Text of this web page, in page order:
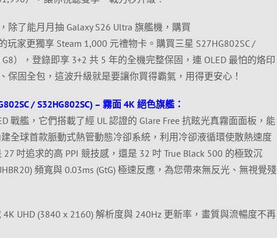
除了能月月抽 Galaxy S26 Ultra 旗艦機，購買
玩家更獨享 Steam 1,000 元禮物卡。購買三星 S27HG802SC /
G8），登錄即享 3+2 共 5 年的全機完整保固，連 OLED 最怕的烙印
保固全包，這波升級就是要讓你買得霸氣，用得更安心！
/ S32HG802SC) – 霧面 4K 絕色旗艦：
戰艦，它們搭載了經 UL 認證的 Glare Free 抗眩光真霧面面板，能
全球首款脈動式熱管動態冷卻系統，利用冷卻液循環使散熱速度
吋追求的高 PPI 競技感，還是 32 吋 True Black 500 的極致沉
頻寬與 0.03ms (GtG) 極速反應，為您帶來無反光、無視覺殘
UHD (3840 x 2160) 解析度與 240Hz 更新率，畫質與流暢度不再